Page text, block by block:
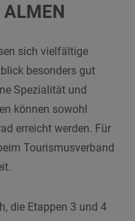
ALMEN
sich vielfältige
besonders gut
Spezialität und
können sowohl
erreicht werden. Für
Tourismusverband
die Etappen 3 und 4